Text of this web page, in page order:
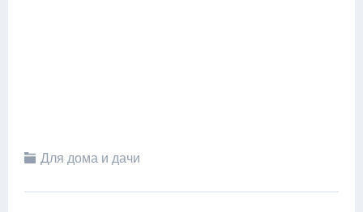
Для дома и дачи